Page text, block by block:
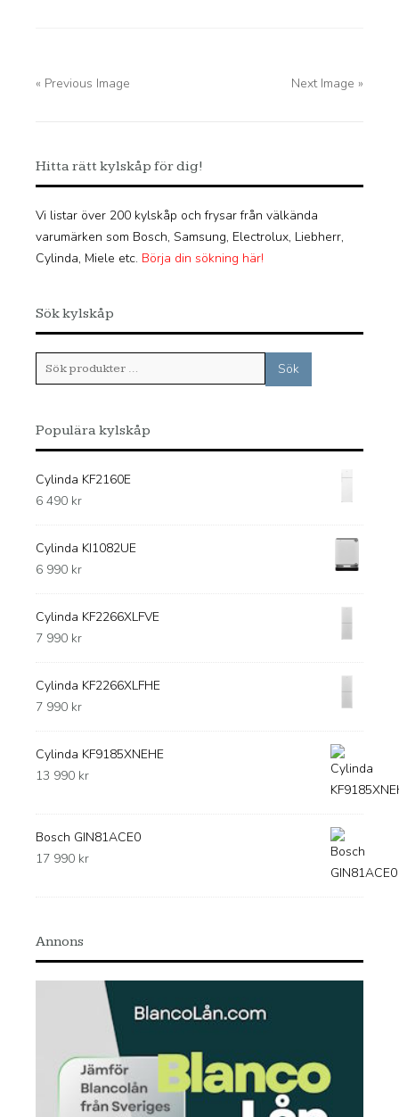
« Previous Image Next Image »
Hitta rätt kylskåp för dig!
Vi listar över 200 kylskåp och frysar från välkända
varumärken som Bosch, Samsung, Electrolux, Liebherr,
Cylinda, Miele etc. Börja din sökning här!
Sök kylskåp
Sök
efter:
Sök
Populära kylskåp
Cylinda KF2160E
6 490 kr
Cylinda KI1082UE
6 990 kr
Cylinda KF2266XLFVE
7 990 kr
Cylinda KF2266XLFHE
7 990 kr
Cylinda KF9185XNEHE
13 990 kr
Bosch GIN81ACE0
17 990 kr
Annons